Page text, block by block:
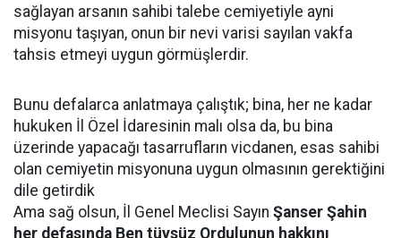
sağlayan arsanın sahibi talebe cemiyetiyle ayni
misyonu taşıyan, onun bir nevi varisi sayılan vakfa
tahsis etmeyi uygun görmüşlerdir.
Bunu defalarca anlatmaya çalıştık; bina, her ne kadar
hukuken İl Özel İdaresinin malı olsa da, bu bina
üzerinde yapacağı tasarrufların vicdanen, esas sahibi
olan cemiyetin misyonuna uygun olmasının gerektiğini
dile getirdik
Ama sağ olsun, İl Genel Meclisi Sayın Şanser Şahin
her defasında Ben tüysüz Ordulunun hakkını